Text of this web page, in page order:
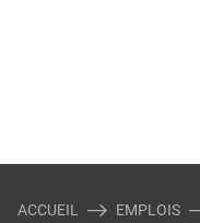
ACCUEIL
EMPLOIS